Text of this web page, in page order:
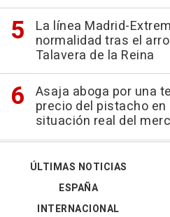
La línea Madrid-
normalidad tras el
Talavera de la Reina
Asaja aboga por una
precio del pistacho
situación real del
ÚLTIMAS NOTICIAS
ESPAÑA
INTERNACIONAL